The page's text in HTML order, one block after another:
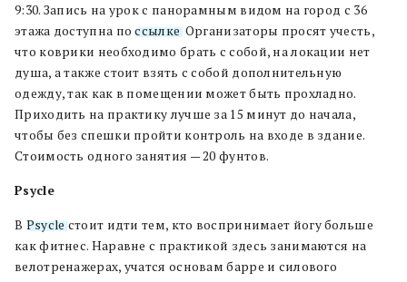
9:30. Запись на урок с панорамным видом на город с 36
этажа доступна поссылке. Организаторы просят учесть,
что коврики необходимо брать с собой, на локации нет
душа, а также стоит взять с собой дополнительную
одежду, так как в помещении может быть прохладно.
Приходить на практику лучше за 15 минут до начала,
чтобы без спешки пройти контроль на входе в здание.
Стоимость одного занятия — 20 фунтов.
Psycle
В Psycleстоит идти тем, кто воспринимает йогу больше
как фитнес. Наравне с практикой здесь занимаются на
велотренажерах, учатся основам барре и силового